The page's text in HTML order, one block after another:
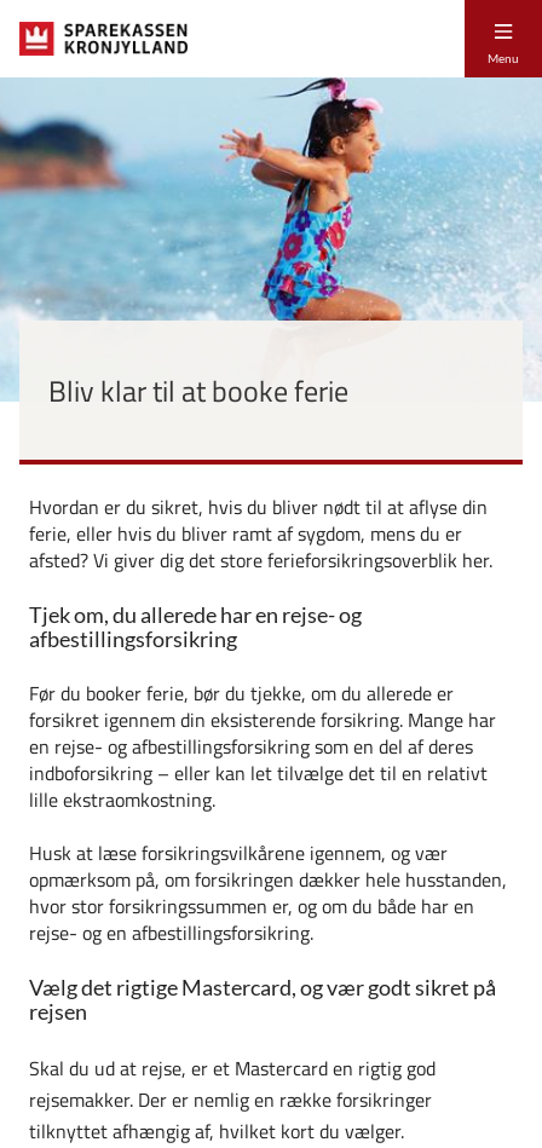
Menu
Bliv klar til at booke ferie
Hvordan er du sikret, hvis du bliver nødt til at aflyse din
ferie, eller hvis du bliver ramt af sygdom, mens du er
afsted? Vi giver dig det store ferieforsikringsoverblik her.
Tjek om, du allerede har en rejse- og
afbestillingsforsikring
Før du booker ferie, bør du tjekke, om du allerede er
forsikret igennem din eksisterende forsikring. Mange har
en rejse- og afbestillingsforsikring som en del af deres
indboforsikring – eller kan let tilvælge det til en relativt
lille ekstraomkostning.
Husk at læse forsikringsvilkårene igennem, og vær
opmærksom på, om forsikringen dækker hele husstanden,
hvor stor forsikringssummen er, og om du både har en
rejse- og en afbestillingsforsikring.
Vælg det rigtige Mastercard, og vær godt sikret på
rejsen
Skal du ud at rejse, er et Mastercard en rigtig god
rejsemakker. Der er nemlig en række forsikringer
tilknyttet afhængig af, hvilket kort du vælger.